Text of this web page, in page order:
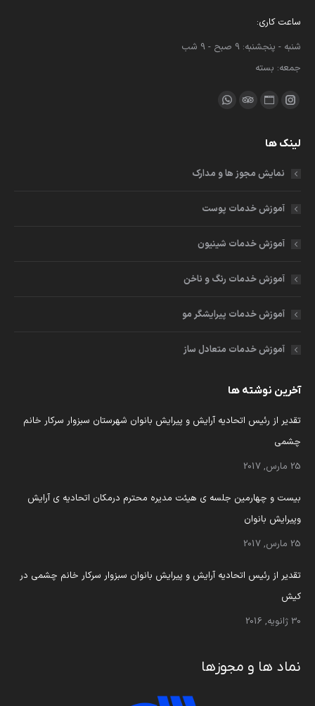
ساعت کاری:
شنبه - پنجشنبه: 9 صبح - 9 شب
جمعه: بسته
ما را دنبال کنید در:
اینستاگرام
کردن
جدید
وبسایت
کردن
در
جدید
مشاور
در
واتساپ
در
جدید
لینک ها
نمایش مجوز ها و مدارک
آموزش خدمات پوست
آموزش خدمات شینیون
آموزش خدمات رنگ و ناخن
آموزش خدمات پیرایشگر مو
آموزش خدمات متعادل ساز
آخرین نوشته ها
تقدیر از رئیس اتحادیه آرایش و پیرایش بانوان شهرستان سبزوار سرکار خانم
چشمی
25 مارس, 2017
بیست و چهارمین جلسه ی هیئت مدیره محترم درمکان اتحادیه ی آرایش
وپیرایش بانوان
25 مارس, 2017
تقدیر از رئیس اتحادیه آرایش و پیرایش بانوان سبزوار سرکار خانم چشمی در
کیش
30 ژانویه, 2016
نماد ها و مجوزها